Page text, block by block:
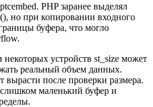
PHP заранее выделял
но при копировании входного
буфера, что могло
устройств st_size может
реальный объем данных.
после проверки размера.
маленький буфер и